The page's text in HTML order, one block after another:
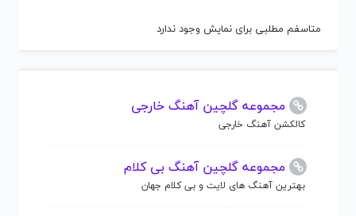
متاسفم مطلبی برای نمایش وجود ندارد
مجموعه گلچین آهنگ خارجی
کالکشن آهنگ خارجی
مجموعه گلچین آهنگ بی کلام
بهترین آهنگ های لایت و بی کلام جهان